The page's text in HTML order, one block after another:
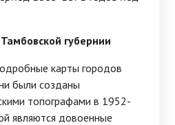
губернии
карты городов
были созданы
топографами в 1952-
являются довоенные